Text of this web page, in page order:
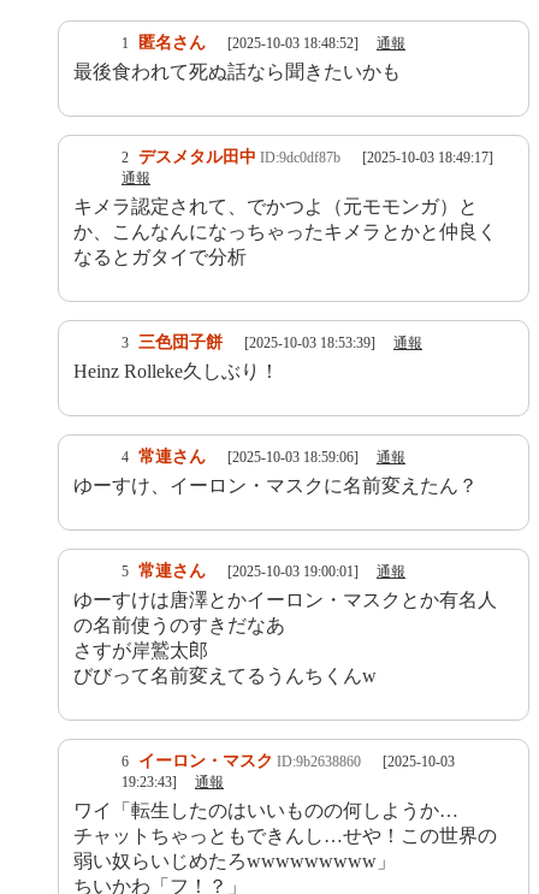
1 匿名さん [2025-10-03 18:48:52] 通報
最後食われて死ぬ話なら聞きたいかも
2 デスメタル田中 ID:9dc0df87b
[2025-10-03 18:49:17]
通報
キメラ認定されて、でかつよ（元モモンガ）と
か、こんなんになっちゃったキメラとかと仲良く
なるとガタイで分析
3 三色団子餅 [2025-10-03 18:53:39] 通報
Heinz Rolleke久しぶり！
4 常連さん [2025-10-03 18:59:06] 通報
ゆーすけ、イーロン・マスクに名前変えたん？
5 常連さん [2025-10-03 19:00:01] 通報
ゆーすけは唐澤とかイーロン・マスクとか有名人
の名前使うのすきだなあ
さすが岸鷲太郎
びびって名前変えてるうんちくんw
6 イーロン・マスク ID:9b2638860
[2025-10-03
19:23:43]
通報
ワイ「転生したのはいいものの何しようか…
チャットちゃっともできんし…せや！この世界の
弱い奴らいじめたろwwwwwwwww」
ちいかわ「フ！？」